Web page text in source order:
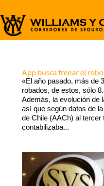
App busca frenar el
«El año pasado, más de
robados, de estos, sólo
Además, la evolución de
así que según datos de
de Chile (AACh) al tercer
contabilizaba...